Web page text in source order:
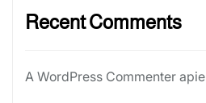
Recent Comments
A WordPress Commenter apie